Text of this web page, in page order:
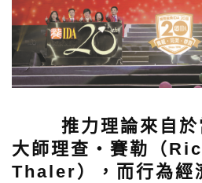
推力理論來自於
大師理查‧賽勒（
Thaler），而行為經